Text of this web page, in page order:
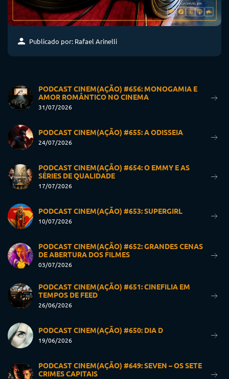
Publicado por: Rafael Arinelli
PODCAST CINEM(AÇÃO) #656: MONOGAMIA E
AMOR ROMÂNTICO NO CINEMA
31/07/2026
PODCAST CINEM(AÇÃO) #655: A ODISSEIA
24/07/2026
PODCAST CINEM(AÇÃO) #654: O EMMY E AS
SÉRIES DE QUALIDADE
17/07/2026
PODCAST CINEM(AÇÃO) #653: SUPERGIRL
10/07/2026
PODCAST CINEM(AÇÃO) #652: GRANDES CENAS
DE ABERTURA DOS FILMES
03/07/2026
PODCAST CINEM(AÇÃO) #651: CINEFILIA EM
TEMPOS DE FEED
26/06/2026
PODCAST CINEM(AÇÃO) #650: DIA D
19/06/2026
PODCAST CINEM(AÇÃO) #649: SEVEN – OS SETE
CRIMES CAPITAIS